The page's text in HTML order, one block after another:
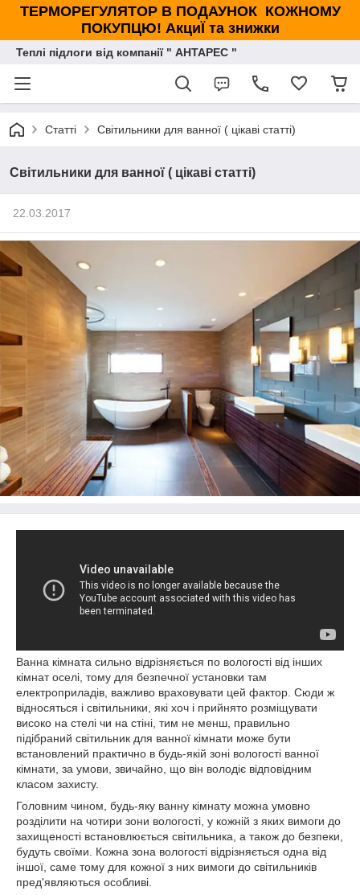
ТЕРМОРЕГУЛЯТОР В ПОДАУНОК КОЖНОМУ
ПОКУПЦЮ! АкциЇ та знижки
Теплі підлоги від компанії " АНТАРЕС "
Статті Світильники для ванної ( цікаві статті)
Світильники для ванної ( цікаві статті)
22.03.2017
Ванна кімната сильно відрізняється по вологості від інших
кімнат оселі, тому для безпечної установки там
електроприладів, важливо враховувати цей фактор. Сюди ж
відносяться і світильники, які хоч і прийнято розміщувати
високо на стелі чи на стіні, тим не менш, правильно
підібраний світильник для ванної кімнати може бути
встановлений практично в будь-якій зоні вологості ванної
кімнати, за умови, звичайно, що він володіє відповідним
класом захисту.
Головним чином, будь-яку ванну кімнату можна умовно
розділити на чотири зони вологості, у кожній з яких вимоги до
захищеності встановлюється світильника, а також до безпеки,
будуть своїми. Кожна зона вологості відрізняється одна від
іншої, саме тому для кожної з них вимоги до світильників
пред'являються особливі.